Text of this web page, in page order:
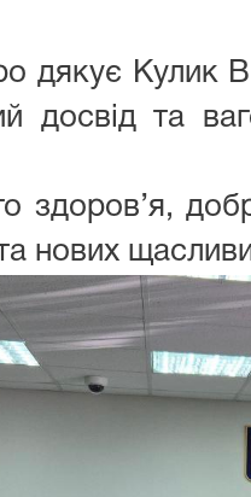
дякує Кулик
досвід та
здоров’я,
нових